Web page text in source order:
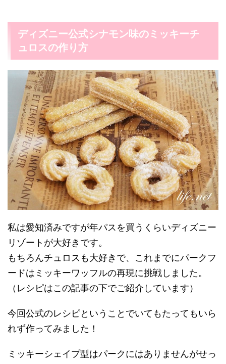
ディズニー公式シナモン味のミッキーチ
ュロスの作り方
私は愛知済みですが年パスを買うくらいディズニー
リゾートが大好きです。
もちろんチュロスも大好きで、これまでにパークフ
ードはミッキーワッフルの再現に挑戦しました。
（レシピはこの記事の下でご紹介しています）
今回公式のレシピということでいてもたってもいら
れず作ってみました！
ミッキーシェイプ型はパークにはありませんがせっ